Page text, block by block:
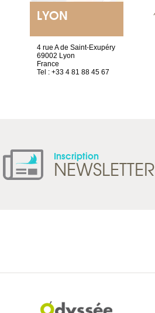
LYON
4 rue A de Saint-Exupéry
69002 Lyon
France
Tel : +33 4 81 88 45 67
Inscription
NEWSLETTER